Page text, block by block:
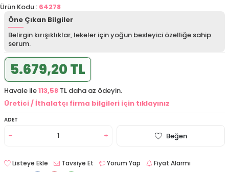
Ürün Kodu : 64278
Öne Çıkan Bilgiler
Belirgin kırışıklıklar, lekeler için yoğun besleyici özelliğe sahip
serum.
5.679,20 TL
Havale ile113,58 TL daha az ödeyin.
Üretici / İthalatçı firma bilgileri için tıklayınız
ADET
Beğen
Listeye Ekle Tavsiye Et Yorum Yap Fiyat Alarmı